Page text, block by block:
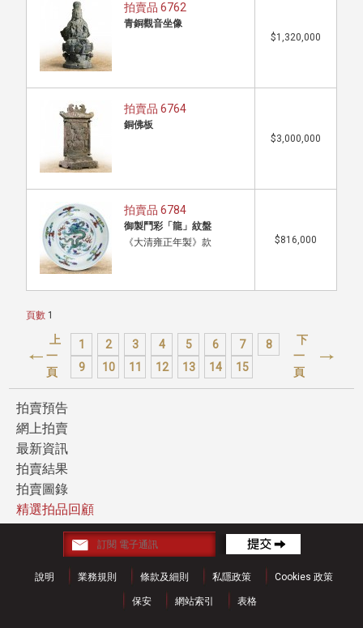
拍賣品 6762
青銅觀音坐像
$1,320,000
拍賣品 6764
銅佛板
$3,000,000
拍賣品 6784
御製鬥彩「龍」紋盤
《大清雍正年製》款
$816,000
頁數 1
上
一
頁
1 2 3 4 5 6 7
8
9
10 11 12 13 14 15
下
一
頁
拍賣預告
網上拍賣
最新資訊
拍賣結果
拍賣圖錄
精選拍品回顧
說明 業務規則 條款及細則 私隱政策 Cookies 政策
保安 網站索引 表格